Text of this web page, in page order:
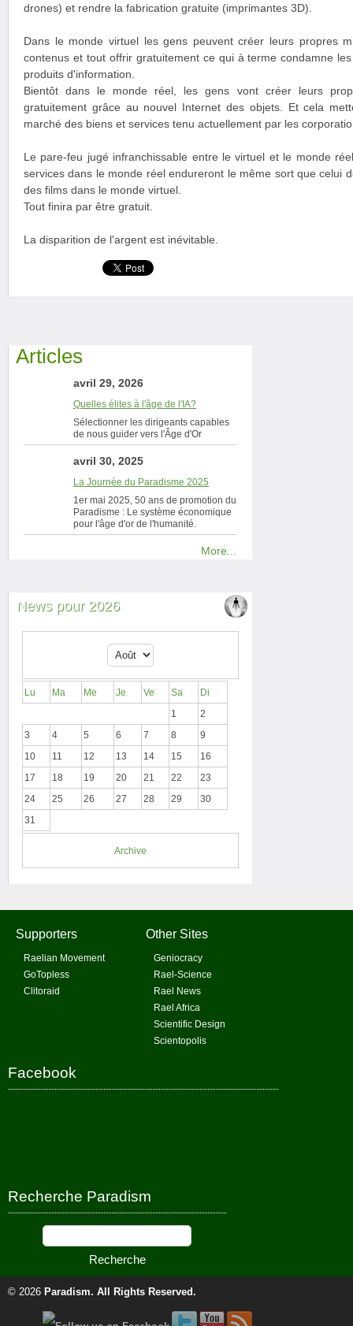
drones) et rendre la fabrication gratuite (imprimantes 3D).
Dans le monde virtuel les gens peuvent créer leurs propres
contenus et tout offrir gratuitement ce qui à terme condamne
produits d'information.
Bientôt dans le monde réel, les gens vont créer leurs
gratuitement grâce au nouvel Internet des objets. Et cela
marché des biens et services tenu actuellement par les
Le pare-feu jugé infranchissable entre le virtuel et le monde
services dans le monde réel endureront le même sort que celui
des films dans le monde virtuel.
Tout finira par être gratuit.
La disparition de l'argent est inévitable.
Articles
avril 29, 2026
Quelles élites à l'âge de l'IA?
Sélectionner les dirigeants capables
de nous guider vers l'Âge d'Or
avril 30, 2025
La Journée du Paradisme 2025
1er mai 2025, 50 ans de promotion du
Paradisme : Le système économique
pour l'âge d'or de l'humanité.
More...
News pour 2026
Lu Ma Me Je Ve Sa
Di
1
2
3
4 5 6 7 8
9
10
11 12 13 14 15
16
17
18 19 20 21 22
23
24
25 26 27 28 29
30
31
Archive
Supporters
Raelian Movement
GoTopless
Clitoraid
Other Sites
Geniocracy
Rael-Science
Rael News
Rael Africa
Scientific Design
Scientopolis
Facebook
Recherche Paradism
© 2026 Paradism. All Rights Reserved.